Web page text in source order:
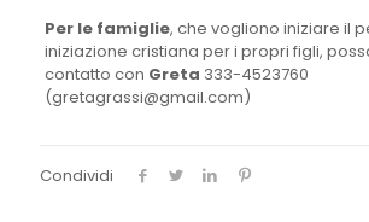
Per le famiglie, che vogliono iniziare il
iniziazione cristiana per i propri figli,
contatto con Greta 333-4523760
(gretagrassi@gmail.com)
Condividi